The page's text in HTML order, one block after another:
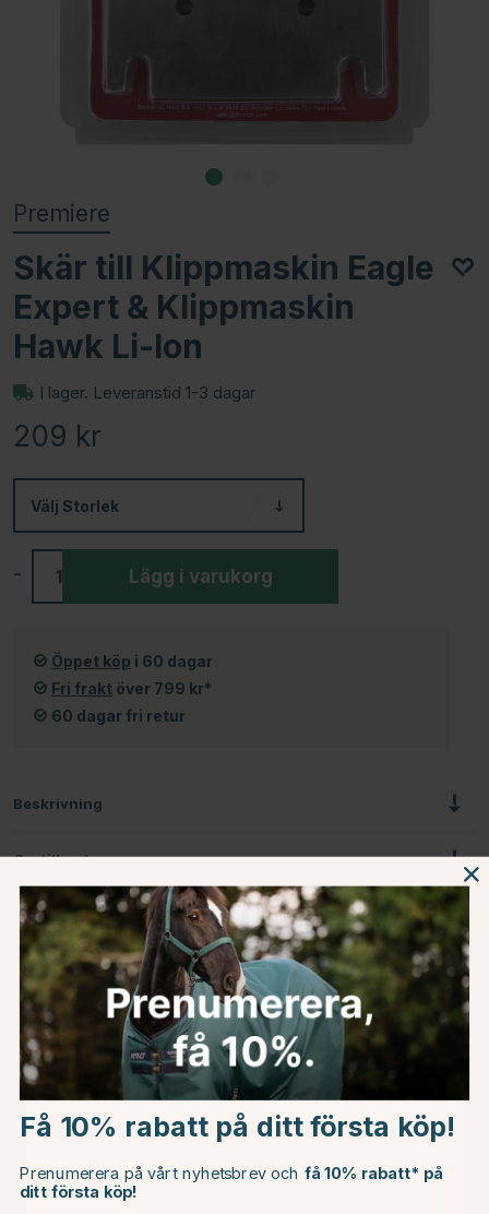
Premiere
Skär till Klippmaskin Eagle
Expert & Klippmaskin
Hawk Li-Ion
I lager. Leveranstid 1-3 dagar
209 kr
Välj Storlek
- Lägg i varukorg
Öppet köp i 60 dagar
Fri frakt över 799 kr*
60 dagar fri retur
Beskrivning
Om tillverkaren
Omdömen
Du kanske även är intresserad av
Choose country
EU
Få 10% rabatt på ditt första köp!
Prenumerera på vårt nyhetsbrev och få 10% rabatt* på
ditt första köp!